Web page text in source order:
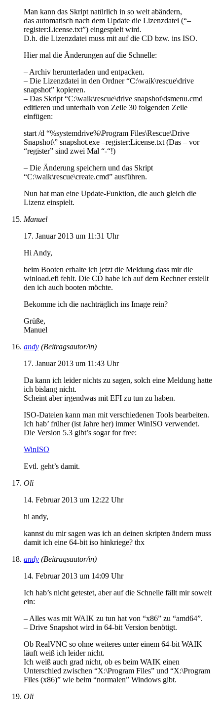
Man kann das Skript natürlich in so weit abändern,
das automatisch nach dem Update die Lizenzdatei (“–
register:License.txt”) eingespielt wird.
D.h. die Lizenzdatei muss mit auf die CD bzw. ins ISO.
Hier mal die Änderungen auf die Schnelle:
– Archiv herunterladen und entpacken.
– Die Lizenzdatei in den Ordner “C:\waik\rescue\drive
snapshot” kopieren.
– Das Skript “C:\waik\rescue\drive snapshot\dsmenu.cmd
editieren und unterhalb von Zeile 30 folgenden Zeile
einfügen:
start /d “%systemdrive%\Program Files\Rescue\Drive
Snapshot\” snapshot.exe –register:License.txt (Das – vor
“register” sind zwei Mal “-“!)
– Die Änderung speichern und das Skript
“C:\waik\rescue\create.cmd” ausführen.
Nun hat man eine Update-Funktion, die auch gleich die
Lizenz einspielt.
Manuel
17. Januar 2013 um 11:31 Uhr
Hi Andy,
beim Booten erhalte ich jetzt die Meldung dass mir die
winload.efi fehlt. Die CD habe ich auf dem Rechner erstellt
den ich auch booten möchte.
Bekomme ich die nachträglich ins Image rein?
Grüße,
Manuel
andy (Beitragsautor/in)
17. Januar 2013 um 11:43 Uhr
Da kann ich leider nichts zu sagen, solch eine Meldung hatte
ich bislang nicht.
Scheint aber irgendwas mit EFI zu tun zu haben.
ISO-Dateien kann man mit verschiedenen Tools bearbeiten.
Ich hab’ früher (ist Jahre her) immer WinISO verwendet.
Die Version 5.3 gibt’s sogar for free:
WinISO
Evtl. geht’s damit.
Oli
14. Februar 2013 um 12:22 Uhr
hi andy,
kannst du mir sagen was ich an deinen skripten ändern muss
damit ich eine 64-bit iso hinkriege? thx
andy (Beitragsautor/in)
14. Februar 2013 um 14:09 Uhr
Ich hab’s nicht getestet, aber auf die Schnelle fällt mir soweit
ein:
– Alles was mit WAIK zu tun hat von “x86” zu “amd64”.
– Drive Snapshot wird in 64-bit Version benötigt.
Ob RealVNC so ohne weiteres unter einem 64-bit WAIK
läuft weiß ich leider nicht.
Ich weiß auch grad nicht, ob es beim WAIK einen
Unterschied zwischen “X:\Program Files” und “X:\Program
Files (x86)” wie beim “normalen” Windows gibt.
Oli